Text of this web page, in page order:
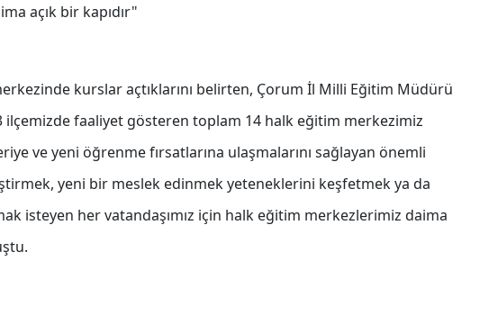
açık bir kapıdır"
kurslar açtıklarını belirten, Çorum İl Milli Eğitim Müdürü
ilçemizde faaliyet gösteren toplam 14 halk eğitim merkezimiz
ve yeni öğrenme fırsatlarına ulaşmalarını sağlayan önemli
yeni bir meslek edinmek yeteneklerini keşfetmek ya da
isteyen her vatandaşımız için halk eğitim merkezlerimiz daima